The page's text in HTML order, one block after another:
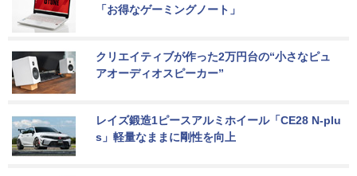
「お得なゲーミングノート」
クリエイティブが作った2万円台の“小さなピュ
アオーディオスピーカー”
レイズ鍛造1ピースアルミホイール「CE28 N-plu
s」軽量なままに剛性を向上